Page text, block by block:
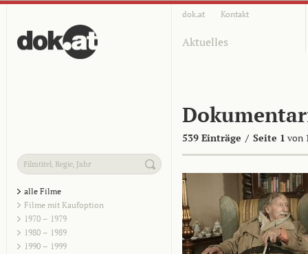
dok.at Kontakt
Aktuelles
539 Einträge / Seite 1 von
alle Filme
Filme mit Kaufoption
1970 – 1979
1980 – 1989
1990 – 1999